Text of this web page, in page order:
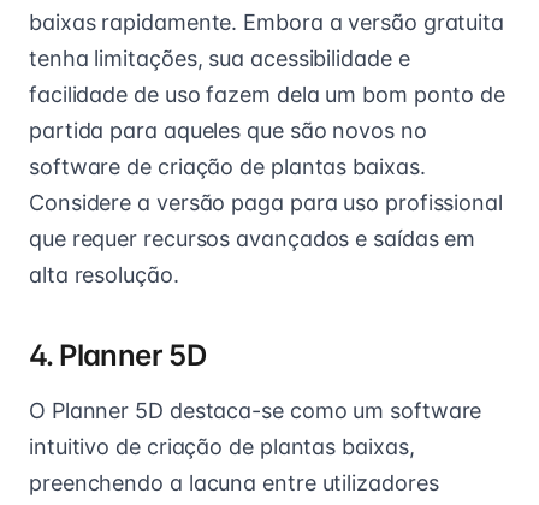
baixas rapidamente. Embora a versão gratuita
tenha limitações, sua acessibilidade e
facilidade de uso fazem dela um bom ponto de
partida para aqueles que são novos no
software de criação de plantas baixas.
Considere a versão paga para uso profissional
que requer recursos avançados e saídas em
alta resolução.
4. Planner 5D
O Planner 5D destaca-se como um software
intuitivo de criação de plantas baixas,
preenchendo a lacuna entre utilizadores